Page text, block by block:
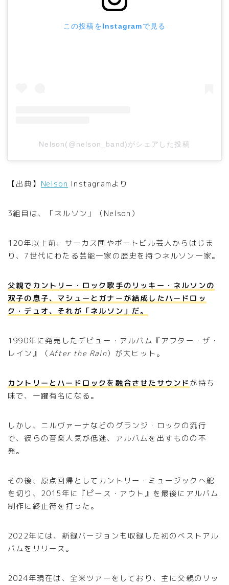
この投稿をInstagramで見る
Nelson(@nelson_band)がシェアした投稿
【出典】 Nelson Instagramより
3組目は、「ネルソン」（Nelson）
120年以上前、サーカス団やボートビル芸人からはじま
り、7世代にわたる芸能一家の歴史を持つネルソン一家。
父親でカントリー・ロック歌手のリッキー・ネルソンの
双子の息子、マシューとガナーが結成したハードロッ
ク・デュオ、それが「ネルソン」だ。
1990年に発売したデビュー・アルバム『アフター・ザ・
レイン』（After the Rain）が大ヒット。
カントリーとハードロックを融合させたサウンドが持ち
味で、一躍有名になる。
しかし、ニルヴァーナなどのグランジ・ロックの流行
で、彼らの音楽人気が低迷、アルバムを出すものの不
発。
その後、原点回帰としてカントリー・ミュージックへ舵
を切り、2015年に『ピース・アウト』を最後にアルバム
制作に終止符を打った。
2022年には、新録バージョンも収録した初のベストアル
バムをリリース。
2024年現在は、全米ツアーをしており、主に父親のリッ